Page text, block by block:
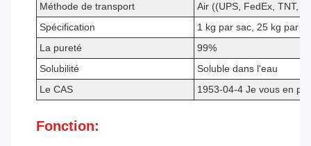
Méthode de transport
Air ((UPS, FedEx, TNT,
Spécification
1 kg par sac, 25 kg par
La pureté
99%
Solubilité
Soluble dans l'eau
Le CAS
1953-04-4 Je vous en
Fonction: